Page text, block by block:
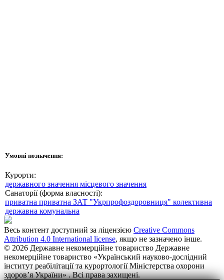
Умовні позначення:
Курорти:
державного значення місцевого значення
Санаторії (форма власності):
приватна приватна ЗАТ "Укрпрофоздоровниця" колективна
державна комунальна
Весь контент доступний за ліцензією Creative Commons
Attribution 4.0 International license, якщо не зазначено інше.
© 2026 Державне некомерційне товариство Державне
некомерційне товариство «Український науково-дослідний
інститут реабілітації та курортології Міністерства охорони
здоров’я України» . Всі права захищені.